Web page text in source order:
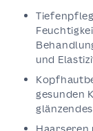
und
gesunden